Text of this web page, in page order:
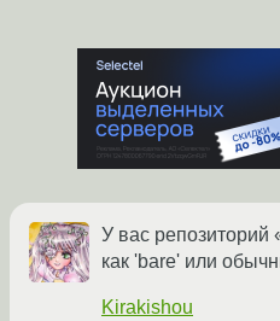
У вас репозиторий
как 'bare' или
Kirakishou